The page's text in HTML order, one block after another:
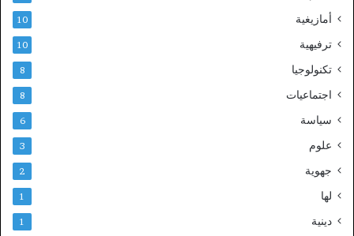
أمازيغية 10
ترفيهية 10
تكنولوجيا 8
اجتماعيات 8
سياسة 6
علوم 3
جهوية 2
لها 1
دينية 1